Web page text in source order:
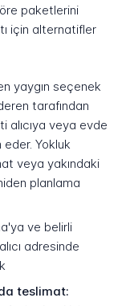
paketlerini
için alternatifler
yaygın seçenek
tarafından
veya evde
Yokluk
veya yakındaki
planlama
ve belirli
adresinde
teslimat: